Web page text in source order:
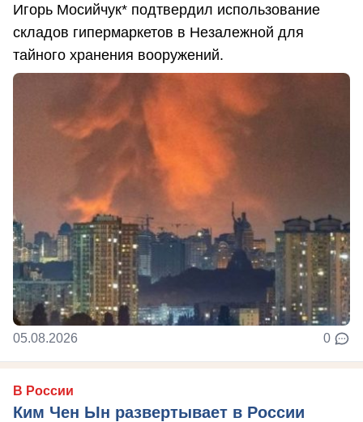
Игорь Мосийчук* подтвердил использование
складов гипермаркетов в Незалежной для
тайного хранения вооружений.
05.08.2026 0
В России
Ким Чен Ын развертывает в России